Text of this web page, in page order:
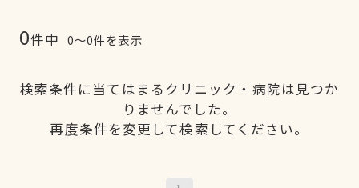
0件中 0〜0件を表示
検索条件に当てはまるクリニック・病院は見つか
りませんでした。
再度条件を変更して検索してください。